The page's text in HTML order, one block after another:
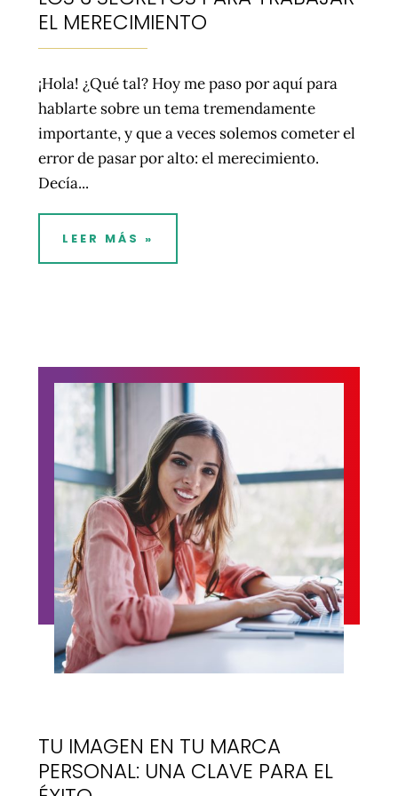
EL MERECIMIENTO
¡Hola! ¿Qué tal? Hoy me paso por aquí para
hablarte sobre un tema tremendamente
importante, y que a veces solemos cometer el
error de pasar por alto: el merecimiento.
Decía...
LEER MÁS »
TU IMAGEN EN TU MARCA
PERSONAL: UNA CLAVE PARA EL